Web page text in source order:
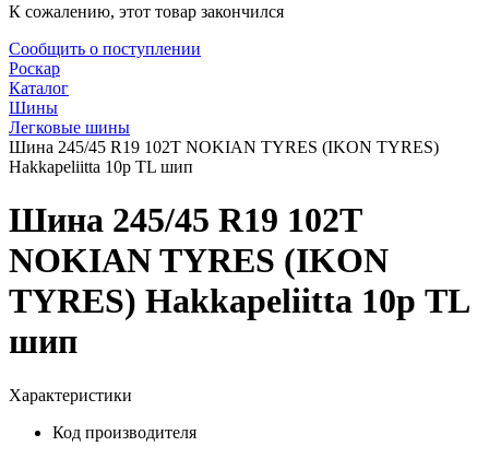
К сожалению, этот товар закончился
Сообщить о поступлении
Роскар
Каталог
Шины
Легковые шины
Шина 245/45 R19 102T NOKIAN TYRES (IKON TYRES)
Hakkapeliitta 10р TL шип
Шина 245/45 R19 102T
NOKIAN TYRES (IKON
TYRES) Hakkapeliitta 10р TL
шип
Характеристики
Код производителя